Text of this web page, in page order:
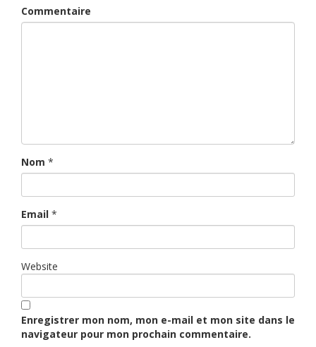
Commentaire
Nom *
Email *
Website
Enregistrer mon nom, mon e-mail et mon site dans le
navigateur pour mon prochain commentaire.